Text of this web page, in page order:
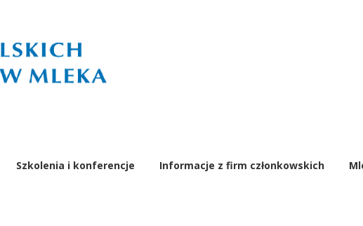
Szkolenia i konferencje Informacje z firm członkowskich